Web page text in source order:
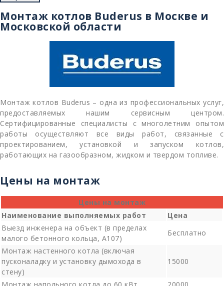
Монтаж котлов Buderus в Москве и
Московской области
Монтаж котлов Buderus – одна из профессиональных услуг,
предоставляемых нашим сервисным центром.
Сертифицированные специалисты с многолетним опытом
работы осуществляют все виды работ, связанные с
проектированием, установкой и запуском котлов,
работающих на газообразном, жидком и твердом топливе.
Цены на монтаж
Цены на монтаж
Наименование выполняемых работ
Цена
Выезд инженера на объект (в пределах
малого бетонного кольца, А107)
Бесплатно
Монтаж настенного котла (включая
пусконаладку и установку дымохода в
стену)
15000
Монтаж напольного котла до 60 кВт
20000